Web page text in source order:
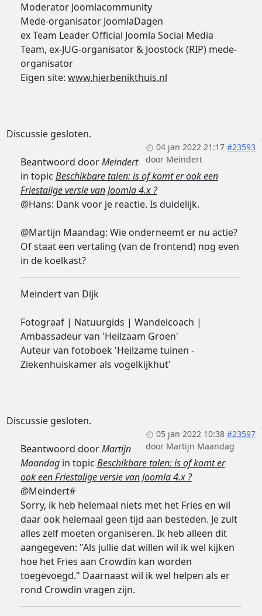
Moderator Joomlacommunity
Mede-organisator JoomlaDagen
ex Team Leader Official Joomla Social Media
Team, ex-JUG-organisator & Joostock (RIP) mede-
organisator
Eigen site: www.hierbenikthuis.nl
Discussie gesloten.
04 jan 2022 21:17 #23593
door Meindert
Beantwoord doorMeindert
in topic Beschikbare talen: is of komt er ook een
Friestalige versie van Joomla 4.x ?
@Hans: Dank voor je reactie. Is duidelijk.
@Martijn Maandag: Wie onderneemt er nu actie?
Of staat een vertaling (van de frontend) nog even
in de koelkast?
Meindert van Dijk
Fotograaf | Natuurgids | Wandelcoach |
Ambassadeur van 'Heilzaam Groen'
Auteur van fotoboek 'Heilzame tuinen -
Ziekenhuiskamer als vogelkijkhut'
Discussie gesloten.
05 jan 2022 10:38 #23597
door Martijn Maandag
Beantwoord doorMartijn
Maandagin topic Beschikbare talen: is of komt er
ook een Friestalige versie van Joomla 4.x ?
@Meindert#
Sorry, ik heb helemaal niets met het Fries en wil
daar ook helemaal geen tijd aan besteden. Je zult
alles zelf moeten organiseren. Ik heb alleen dit
aangegeven: "Als jullie dat willen wil ik wel kijken
hoe het Fries aan Crowdin kan worden
toegevoegd." Daarnaast wil ik wel helpen als er
rond Crowdin vragen zijn.